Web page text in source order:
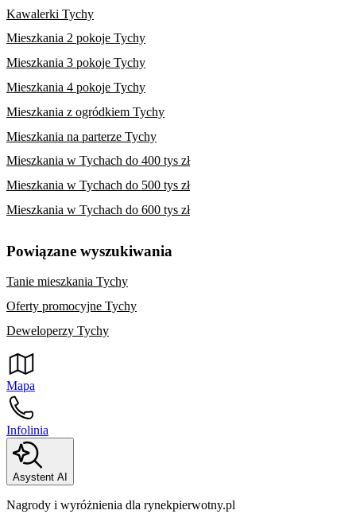
Kawalerki Tychy
Mieszkania 2 pokoje Tychy
Mieszkania 3 pokoje Tychy
Mieszkania 4 pokoje Tychy
Mieszkania z ogródkiem Tychy
Mieszkania na parterze Tychy
Mieszkania w Tychach do 400 tys zł
Mieszkania w Tychach do 500 tys zł
Mieszkania w Tychach do 600 tys zł
Powiązane wyszukiwania
Tanie mieszkania Tychy
Oferty promocyjne Tychy
Deweloperzy Tychy
Mapa
Infolinia
Asystent AI
Nagrody i wyróżnienia dla rynekpierwotny.pl